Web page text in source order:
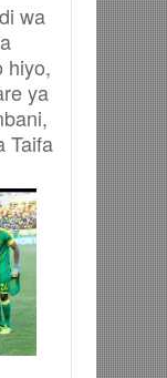
wa
hiyo,
ya
Taifa